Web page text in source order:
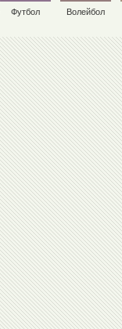
Футбол Волейбол